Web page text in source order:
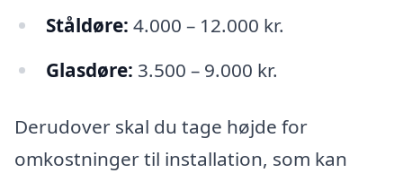
Ståldøre: 4.000 – 12.000 kr.
Glasdøre: 3.500 – 9.000 kr.
Derudover skal du tage højde for
omkostninger til installation, som kan